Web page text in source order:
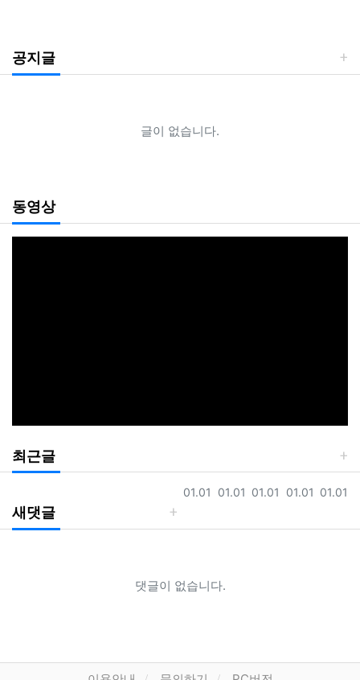
공지글
글이 없습니다.
동영상
최근글
등록일
01.01
등록일
01.01
등록일
01.01
등록일
01.01
등록일
01.01
새댓글
댓글이 없습니다.